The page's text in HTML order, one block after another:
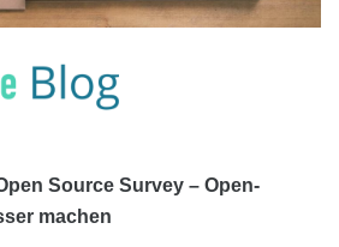
Source Survey – Open-
machen